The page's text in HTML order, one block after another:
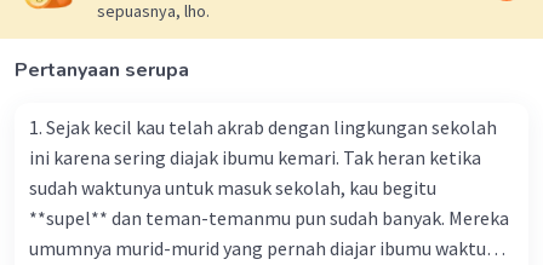
sepuasnya, lho.
Pertanyaan serupa
1. Sejak kecil kau telah akrab dengan lingkungan sekolah
ini karena sering diajak ibumu kemari. Tak heran ketika
sudah waktunya untuk masuk sekolah, kau begitu
**supel** dan teman-temanmu pun sudah banyak. Mereka
umumnya murid-murid yang pernah diajar ibumu waktu